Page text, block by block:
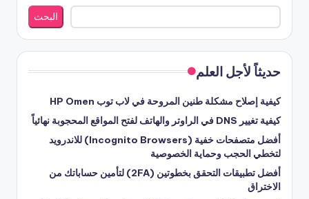
البحث
حديثاً لأجل العلم
كيفية إصلاح مشكلة طنين المروحة في لاب توب HP Omen
كيفية تغيير DNS في الراوتر والهاتف لفتح المواقع المحجوبة نهائياً
أفضل متصفحات خفية (Incognito Browsers) للاندرويد
لتخطي الحجب وحماية الخصوصية
أفضل تطبيقات التحقق بخطوتين (2FA) لتأمين حساباتك من
الاختراق